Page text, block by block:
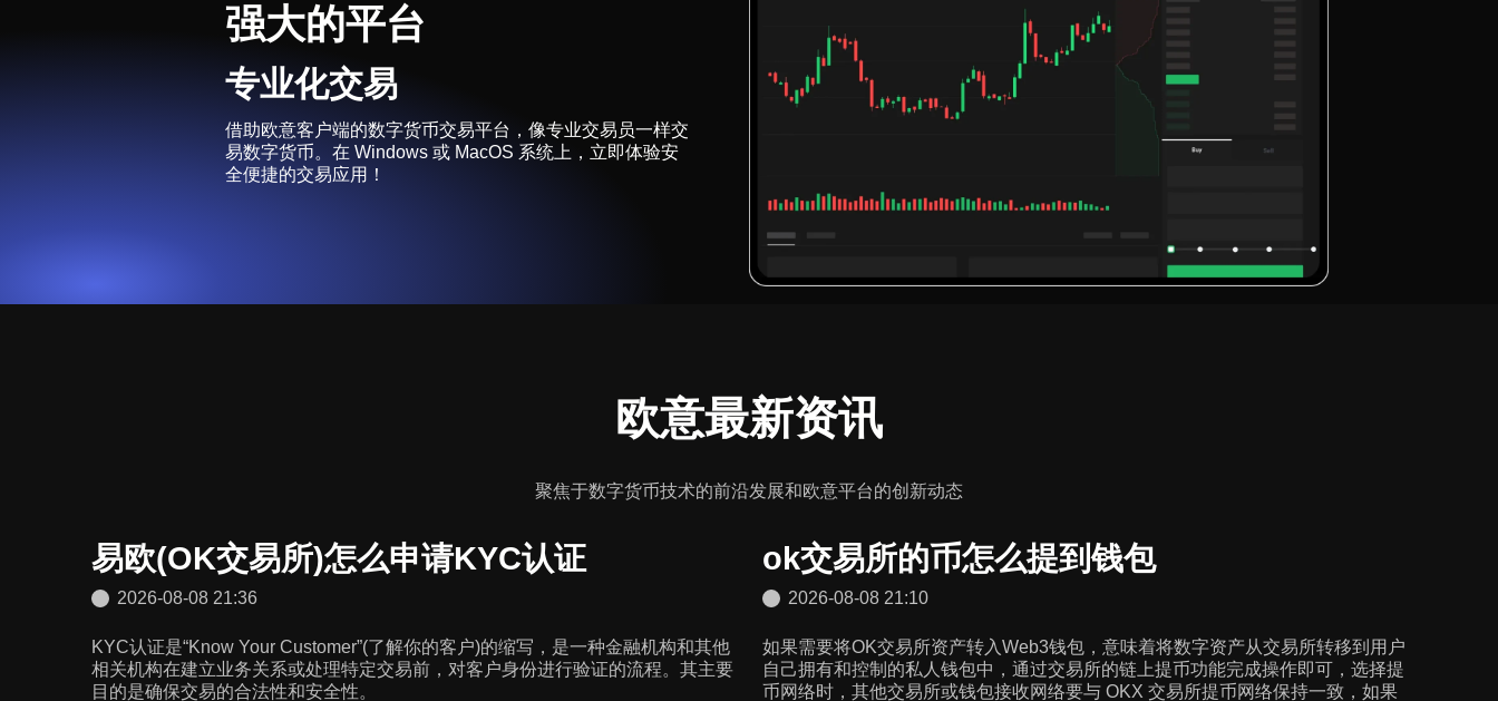
强大的平台
专业化交易
借助欧意客户端的数字货币交易平台，像专业交易员一样交
易数字货币。在 Windows 或 MacOS 系统上，立即体验安
全便捷的交易应用！
欧意最新资讯
聚焦于数字货币技术的前沿发展和欧意平台的创新动态
易欧(OK交易所)怎么申请KYC认证
2026-08-08 21:36
KYC认证是“Know Your Customer”(了解你的客户)的缩写，是一种金融机构和其他
相关机构在建立业务关系或处理特定交易前，对客户身份进行验证的流程。其主要
目的是确保交易的合法性和安全性。
ok交易所的币怎么提到钱包
2026-08-08 21:10
如果需要将OK交易所资产转入Web3钱包，意味着将数字资产从交易所转移到用户
自己拥有和控制的私人钱包中，通过交易所的链上提币功能完成操作即可，选择提
币网络时，其他交易所或钱包接收网络要与 OKX 交易所提币网络保持一致，如果